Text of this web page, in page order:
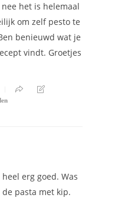
nee het is helemaal
om zelf pesto te
benieuwd wat je
vindt. Groetjes
heel erg goed. Was
pasta met kip.